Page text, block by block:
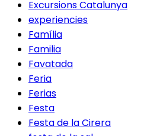
Excursions Catalunya
experiencies
Família
Familia
Favatada
Feria
Ferias
Festa
Festa de la Cirera